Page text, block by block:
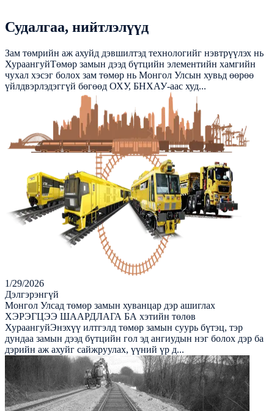
Судалгаа, нийтлэлүүд
Зам төмрийн аж ахуйд дэвшилтэд технологийг нэвтрүүлэх нь
ХураангуйТөмөр замын дээд бүтцийн элементийн хамгийн
чухал хэсэг болох зам төмөр нь Монгол Улсын хувьд өөрөө
үйлдвэрлэдэггүй бөгөөд ОХУ, БНХАУ-аас худ...
1/29/2026
Дэлгэрэнгүй
Монгол Улсад төмөр замын хуванцар дэр ашиглах
ХЭРЭГЦЭЭ ШААРДЛАГА БА хэтийн төлөв
ХураангуйЭнэхүү илтгэлд төмөр замын суурь бүтэц, тэр
дундаа замын дээд бүтцийн гол эд ангиудын нэг болох дэр ба
дэрийн аж ахуйг сайжруулах, үүний үр д...